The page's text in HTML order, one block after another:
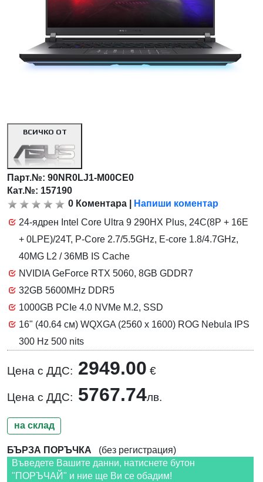
ВСИЧКО ОТ
Парт.№:90NR0LJ1-M00CE0
Кат.№: 157190
0 Коментара
Напиши коментар
24-ядрен Intel Core Ultra 9 290HX Plus, 24C(8P + 16E
+ 0LPE)/24T, P-Core 2.7/5.5GHz, E-core 1.8/4.7GHz,
40MG L2 / 36MB IS Cache
NVIDIA GeForce RTX 5060, 8GB GDDR7
32GB 5600MHz DDR5
1000GB PCIe 4.0 NVMe M.2, SSD
16" (40.64 см) WQXGA (2560 x 1600) ROG Nebula IPS
300 Hz 500 nits
Цена с ДДС: 2949.00 €
Цена с ДДС: 5767.74лв.
на склад
БЪРЗА ПОРЪЧКА (без регистрация)
Въведете Вашите данни, натиснете бутон
"ПОРЪЧАЙ" и ние ще Ви се обадим!